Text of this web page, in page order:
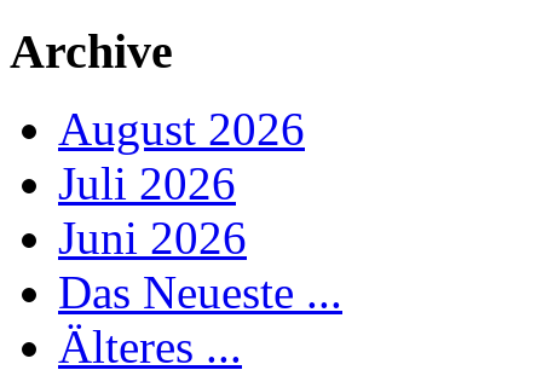
Archive
August 2026
Juli 2026
Juni 2026
Das Neueste ...
Älteres ...